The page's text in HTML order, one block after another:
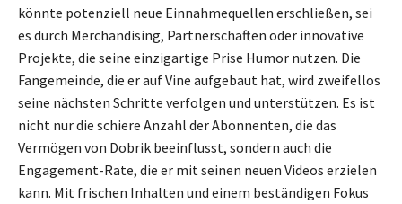
könnte potenziell neue Einnahmequellen erschließen, sei
es durch Merchandising, Partnerschaften oder innovative
Projekte, die seine einzigartige Prise Humor nutzen. Die
Fangemeinde, die er auf Vine aufgebaut hat, wird zweifellos
seine nächsten Schritte verfolgen und unterstützen. Es ist
nicht nur die schiere Anzahl der Abonnenten, die das
Vermögen von Dobrik beeinflusst, sondern auch die
Engagement-Rate, die er mit seinen neuen Videos erzielen
kann. Mit frischen Inhalten und einem beständigen Fokus